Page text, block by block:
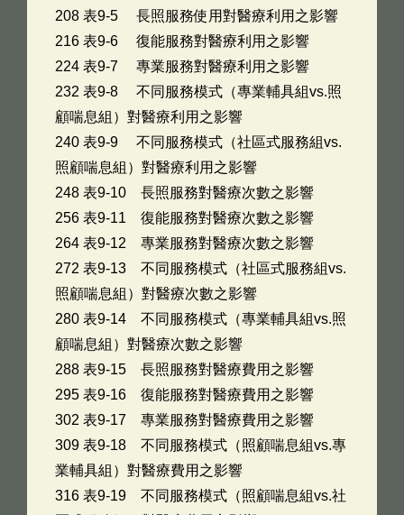
208 表9-5 長照服務使用對醫療利用之影響
216 表9-6 復能服務對醫療利用之影響
224 表9-7 專業服務對醫療利用之影響
232 表9-8 不同服務模式（專業輔具組vs.照
顧喘息組）對醫療利用之影響
240 表9-9 不同服務模式（社區式服務組vs.
照顧喘息組）對醫療利用之影響
248 表9-10 長照服務對醫療次數之影響
256 表9-11 復能服務對醫療次數之影響
264 表9-12 專業服務對醫療次數之影響
272 表9-13 不同服務模式（社區式服務組vs.
照顧喘息組）對醫療次數之影響
280 表9-14 不同服務模式（專業輔具組vs.照
顧喘息組）對醫療次數之影響
288 表9-15 長照服務對醫療費用之影響
295 表9-16 復能服務對醫療費用之影響
302 表9-17 專業服務對醫療費用之影響
309 表9-18 不同服務模式（照顧喘息組vs.專
業輔具組）對醫療費用之影響
316 表9-19 不同服務模式（照顧喘息組vs.社